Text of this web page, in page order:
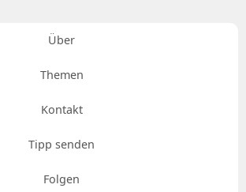
Über
Themen
Kontakt
Tipp senden
Folgen